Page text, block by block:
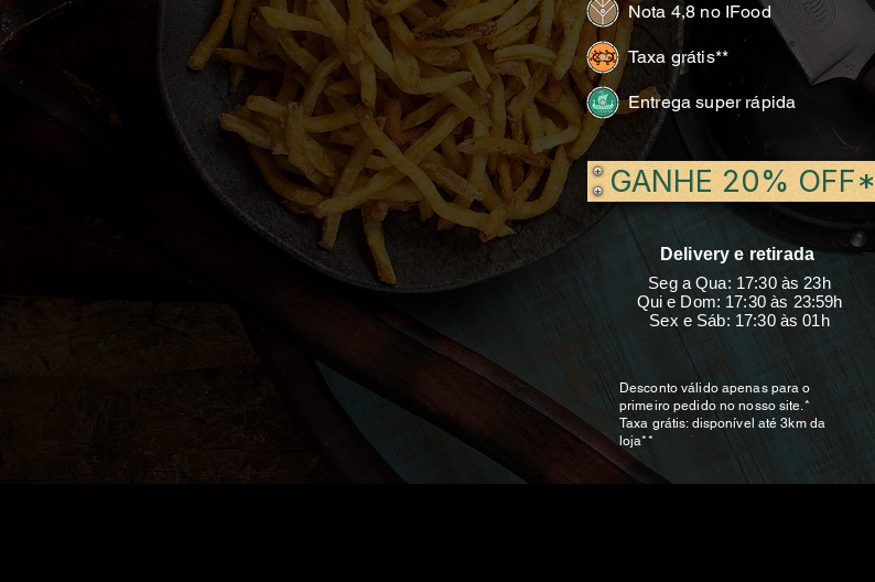
Nota 4,8 no IFood
Taxa grátis**
Entrega super rápida
GANHE 20% OFF*
Delivery e retirada
Seg a Qua: 17:30 às 23h
Qui e Dom: 17:30 às 23:59h
Sex e Sáb: 17:30 às 01h
Desconto válido apenas para o
primeiro pedido no nosso site.*
Taxa grátis: disponível até 3km da
loja**